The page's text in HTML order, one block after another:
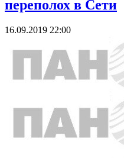
переполох в Сети
16.09.2019 22:00